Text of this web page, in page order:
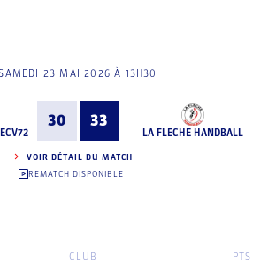
23 MAI 2026 À 13H30
30 33
LA FLECHE HANDBALL
VOIR DÉTAIL DU MATCH
REMATCH DISPONIBLE
CLUB PTS